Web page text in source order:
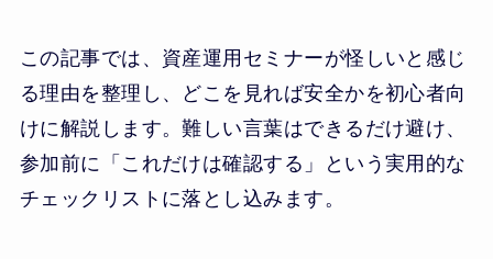
この記事では、資産運用セミナーが怪しいと感じ
る理由を整理し、どこを見れば安全かを初心者向
けに解説します。難しい言葉はできるだけ避け、
参加前に「これだけは確認する」という実用的な
チェックリストに落とし込みます。